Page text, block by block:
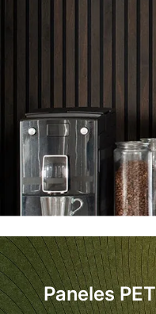
Paneles PET